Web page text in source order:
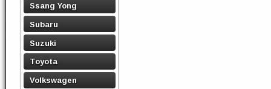
Ssang Yong
Subaru
Suzuki
Toyota
Volkswagen